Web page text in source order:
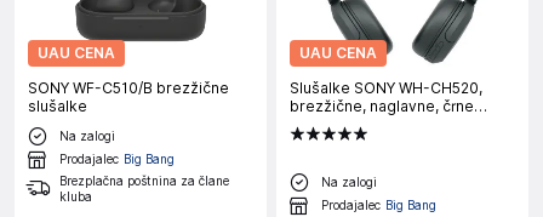
UAU CENA
SONY WF-C510/B brezžične
slušalke
Na zalogi
Prodajalec Big Bang
Brezplačna poštnina za člane
kluba
UAU CENA
Slušalke SONY WH-CH520,
brezžične, naglavne, črne
(WHCH520B.CE7)
Na zalogi
Prodajalec Big Bang